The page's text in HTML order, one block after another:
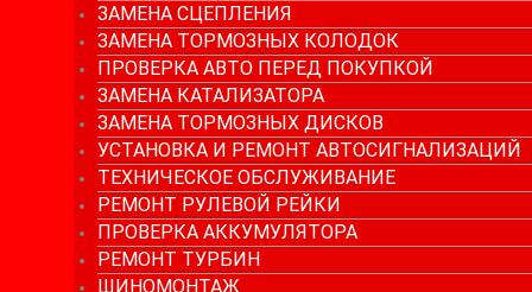
ЗАМЕНА СЦЕПЛЕНИЯ
ЗАМЕНА ТОРМОЗНЫХ КОЛОДОК
ПРОВЕРКА АВТО ПЕРЕД ПОКУПКОЙ
ЗАМЕНА КАТАЛИЗАТОРА
ЗАМЕНА ТОРМОЗНЫХ ДИСКОВ
УСТАНОВКА И РЕМОНТ АВТОСИГНАЛИЗАЦИЙ
ТЕХНИЧЕСКОЕ ОБСЛУЖИВАНИЕ
РЕМОНТ РУЛЕВОЙ РЕЙКИ
ПРОВЕРКА АККУМУЛЯТОРА
РЕМОНТ ТУРБИН
ШИНОМОНТАЖ